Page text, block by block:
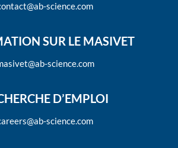
science.com
SUR LE MASIVET
science.com
D’EMPLOI
science.com